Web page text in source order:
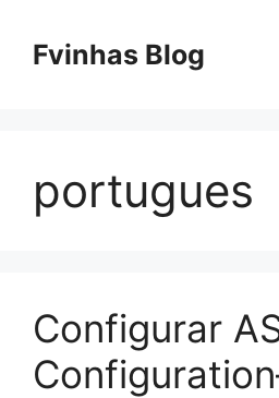
contentFvinhas Blog
portugues
Configurar